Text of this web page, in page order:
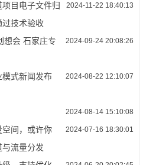
2024-11-22 18:40:13
目电子文件归
过技术验收
2024-09-24 20:08:26
会 石家庄专
2024-08-22 12:10:07
式新闻发布
2024-08-14 15:10:08
2024-07-16 18:30:01
间，或许你
流量分发